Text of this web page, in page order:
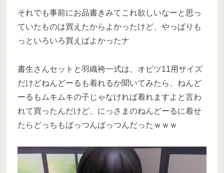
それでも事前にお品書きみてこれ欲しいなーと思っ
ていたものは買えたからよかったけど、やっぱりも
っといろいろ買えばよかったナ
書生さんセットと羽織袴一式は、オビツ11用サイズ
だけどねんどーるも着れるか聞いてみたら、ねんど
ーるもムキムキの子じゃなければ着れますよと言わ
れて買ったんだけど、にっさまのねんどーるに着せ
たらどっちもぱっつんぱっつんだったｗｗｗ